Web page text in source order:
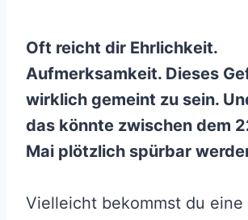
Oft reicht dir Ehrlichkeit.
Aufmerksamkeit. Dieses
wirklich gemeint zu sein.
das könnte zwischen dem
Mai plötzlich spürbar
Vielleicht bekommst du eine